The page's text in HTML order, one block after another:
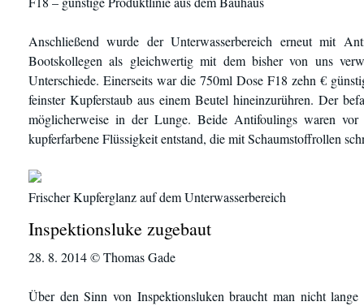
Anschließend wurde der Unterwasserbereich erneut mit
Bootskollegen als gleichwertig mit dem bisher von uns
Unterschiede. Einerseits war die 750ml Dose F18 zehn €
feinster Kupferstaub aus einem Beutel hineinzurühren. Der
möglicherweise in der Lunge. Beide Antifoulings waren
kupferfarbene Flüssigkeit entstand, die mit Schaumstoffrollen
Frischer Kupferglanz auf dem Unterwasserbereich
Inspektionsluke zugebaut
28. 8. 2014 © Thomas Gade
Über den Sinn von Inspektionsluken braucht man nicht